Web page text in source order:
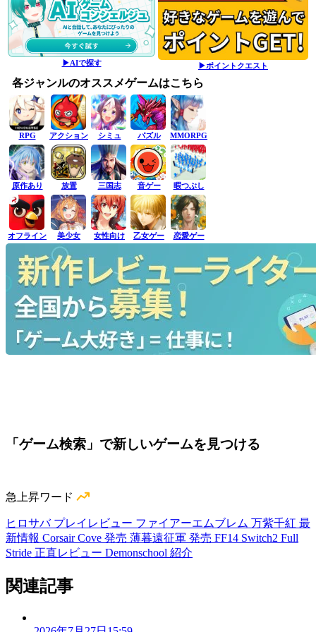
▶AIで探す ▶ポイントクエスト
各ジャンルのオススメゲームはこちら
RPG アクション シミュ パズル MMORPG
原作あり 放置 三国志 音ゲー 暇つぶし
オフライン 美少女 女性向け 乙女ゲー 恋愛ゲー
「ゲーム検索」で新しいゲームを見つける
急上昇ワード
ヒロサバ プレイレビュー ファイアーエムブレム 万紫千紅 最
新情報 Corsair Cove 発売 薄暮遠征軍 発売 FF14 Switch2 Full
Stride 正直レビュー Demonschool 紹介
関連記事